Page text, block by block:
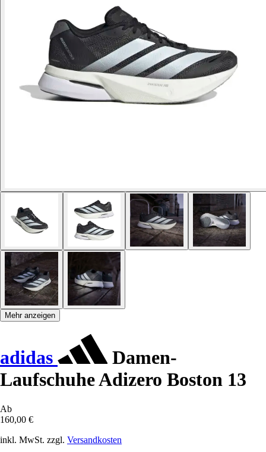
Mehr anzeigen
adidas
Damen-
Laufschuhe Adizero Boston 13
Ab
160,00 €
inkl. MwSt. zzgl. Versandkosten